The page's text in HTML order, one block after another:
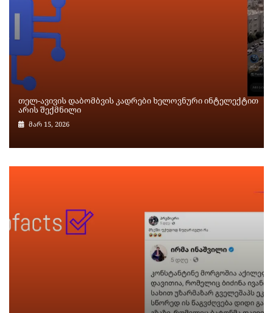
თელ-ავივის დაბომბვის კადრები ხელოვნური ინტელექტით
არის შექმნილი
მარ 15, 2026